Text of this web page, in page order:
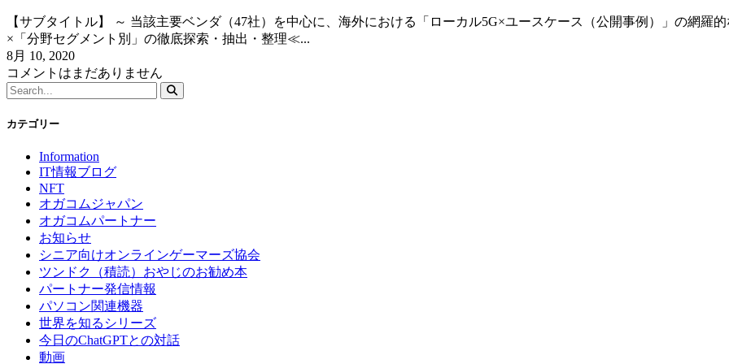
【サブタイトル】 ～ 当該主要ベンダ（47社）を中心に、海外における「ローカル5G×ユースケース（公開事例）」の網羅
×「分野セグメント別」の徹底探索・抽出・整理≪...
8月 10, 2020
コメントはまだありません
カテゴリー
Information
IT情報ブログ
NFT
オガコムジャパン
オガコムパートナー
お知らせ
シニア向けオンラインゲーマーズ協会
ツンドク（積読）おやじのお勧め本
パートナー発信情報
パソコン関連機器
世界を知るシリーズ
今日のChatGPTとの対話
動画